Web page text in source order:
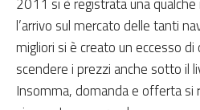
2011 si è registrata una qualche
l’arrivo sul mercato delle tanti
migliori si è creato un eccesso
scendere i prezzi anche sotto il
Insomma, domanda e offerta si